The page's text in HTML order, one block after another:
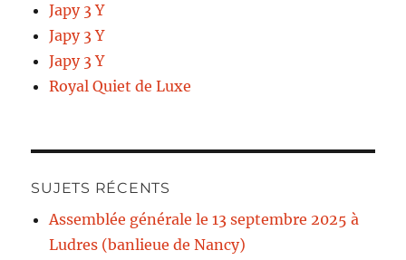
Japy 3 Y
Japy 3 Y
Japy 3 Y
Royal Quiet de Luxe
SUJETS RÉCENTS
Assemblée générale le 13 septembre 2025 à
Ludres (banlieue de Nancy)